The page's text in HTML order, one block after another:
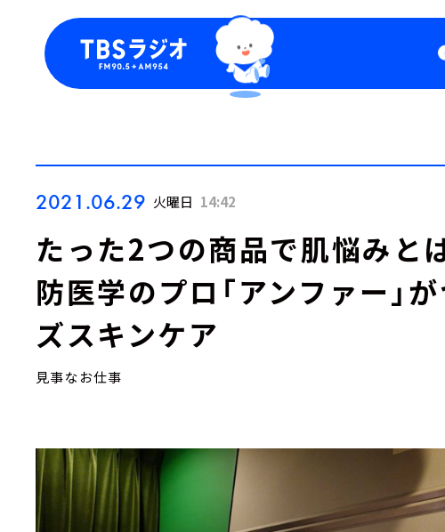
Podcast
2021.06.29 火曜日 14:42
たった2つの商品で肌悩みと
防医学のプロ「アンファー」
ズスキンケア
見事なお仕事